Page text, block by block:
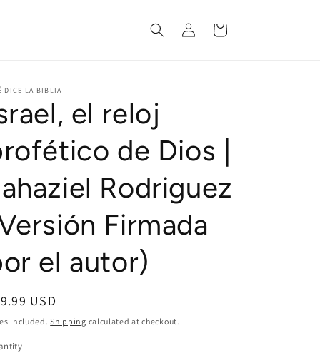
Log
in
Cart
DICE LA BIBLIA
el reloj
de Dios |
Rodriguez
Firmada
el autor)
USD
included.Shipping calculated at checkout.